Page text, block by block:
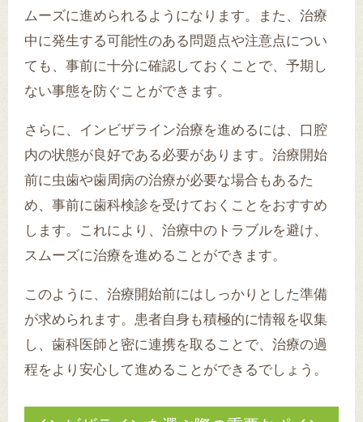
ムーズに進められるようになります。また、治療
中に発生する可能性のある問題点や注意点につい
ても、事前に十分に確認しておくことで、予期し
ない事態を防ぐことができます。
さらに、インビザライン治療を進めるには、口腔
内の状態が良好である必要があります。治療開始
前に虫歯や歯周病の治療が必要な場合もあるた
め、事前に歯科検診を受けておくことをおすすめ
します。これにより、治療中のトラブルを避け、
スムーズに治療を進めることができます。
このように、治療開始前にはしっかりとした準備
が求められます。患者自身も積極的に情報を収集
し、歯科医師と密に連携を取ることで、治療の過
程をより安心して進めることができるでしょう。